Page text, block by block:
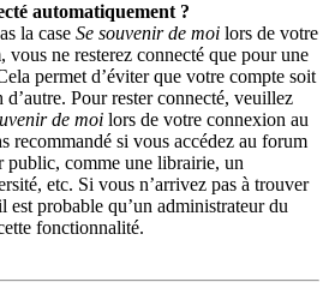
automatiquement ?
la case Se souvenir de moi lors de votre
ne resterez connecté que pour une
permet d’éviter que votre compte soit
d’autre. Pour rester connecté, veuillez
de moi lors de votre connexion au
recommandé si vous accédez au forum
public, comme une librairie, un
etc. Si vous n’arrivez pas à trouver
est probable qu’un administrateur du
fonctionnalité.